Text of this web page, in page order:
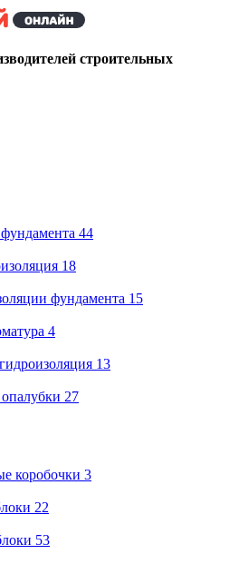
строительных
44
18
фундамента 15
4
13
27
коробочки 3
22
53